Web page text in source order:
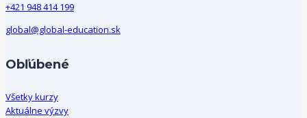
+421 948 414 199
global@global-education.sk
Obľúbené
Všetky kurzy
Aktuálne výzvy